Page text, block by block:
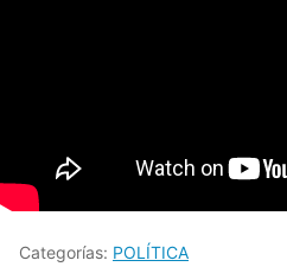
Categorías: POLÍTICA